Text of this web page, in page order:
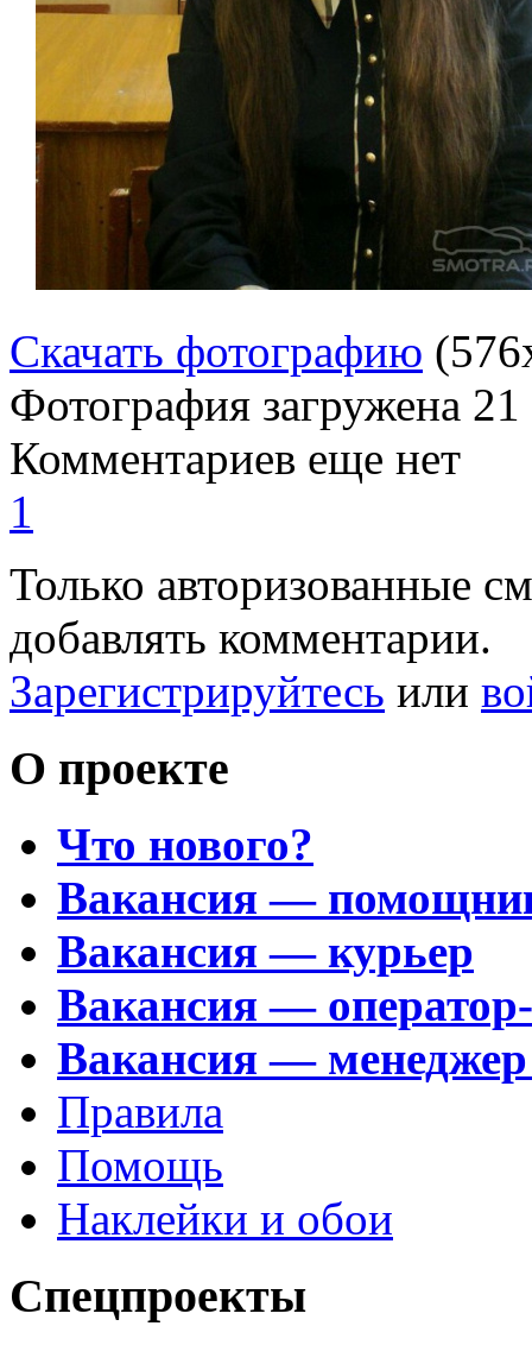
Скачать фотографию
Фотография загружена
Комментариев еще нет
1
Только авторизованные
добавлять комментарии.
Зарегистрируйтесь или
О проекте
Что нового?
Вакансия —
Вакансия — курьер
Вакансия —
Вакансия —
Правила
Помощь
Наклейки и обои
Спецпроекты